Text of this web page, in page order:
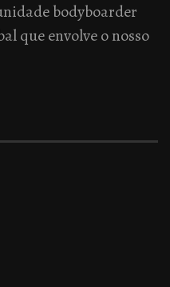
bodyboarder
que envolve o nosso